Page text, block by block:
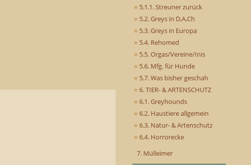
5.1.1. Streuner zurück
5.2. Greys in D,A,Ch
5.3. Greys in Europa
5.4. Rehomed
5.5. Orgas/Vereine/Inis
5.6. Mfg. für Hunde
5.7. Was bisher geschah
6. TIER- & ARTENSCHUTZ
6.1. Greyhounds
6.2. Haustiere allgemein
6.3. Natur- & Artenschutz
6.4. Horrorecke
7. Mülleimer